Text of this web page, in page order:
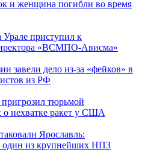
и женщина погибли во время
Урале приступил к
«ВСМПО-Ависма»
завели дело из-за «фейков» в
из РФ
тюрьмой
нехватке ракет у США
Ярославль:
один из крупнейших НПЗ